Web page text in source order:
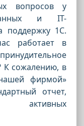
вопросов у
и IT-
поддержку 1С.
работает в
К сожалению, в
фирмой»
отчет,
активных